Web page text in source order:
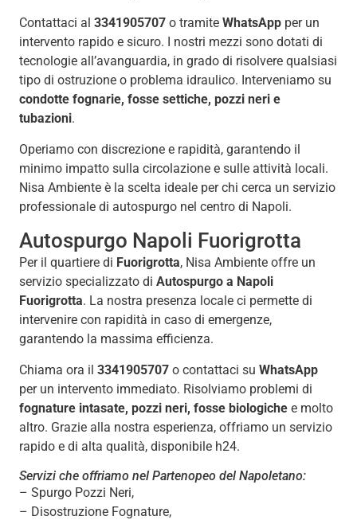
Contattaci al 3341905707 o tramite WhatsApp per un
intervento rapido e sicuro. I nostri mezzi sono dotati di
tecnologie all’avanguardia, in grado di risolvere qualsiasi
tipo di ostruzione o problema idraulico. Interveniamo su
condotte fognarie, fosse settiche, pozzi neri e
tubazioni.
Operiamo con discrezione e rapidità, garantendo il
minimo impatto sulla circolazione e sulle attività locali.
Nisa Ambiente è la scelta ideale per chi cerca un servizio
professionale di autospurgo nel centro di Napoli.
Autospurgo Napoli Fuorigrotta
Per il quartiere di Fuorigrotta, Nisa Ambiente offre un
servizio specializzato di Autospurgo a Napoli
Fuorigrotta. La nostra presenza locale ci permette di
intervenire con rapidità in caso di emergenze,
garantendo la massima efficienza.
Chiama ora il 3341905707 o contattaci su WhatsApp
per un intervento immediato. Risolviamo problemi di
fognature intasate, pozzi neri, fosse biologiche e molto
altro. Grazie alla nostra esperienza, offriamo un servizio
rapido e di alta qualità, disponibile h24.
Servizi che offriamo nel Partenopeo del Napoletano:
– Spurgo Pozzi Neri,
– Disostruzione Fognature,